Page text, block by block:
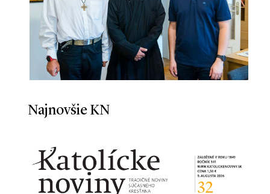
Najnovšie KN